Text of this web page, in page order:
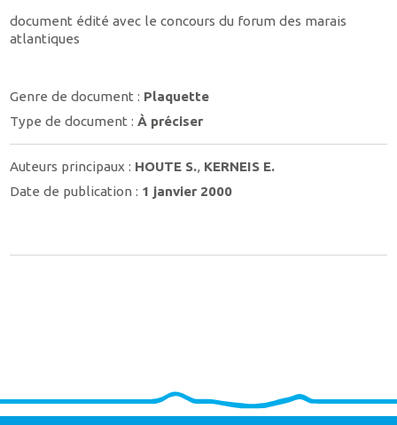
document édité avec le concours du forum des marais
atlantiques
Genre de document : Plaquette
Type de document :À préciser
Auteurs principaux : HOUTE S., KERNEIS E.
Date de publication : 1 janvier 2000